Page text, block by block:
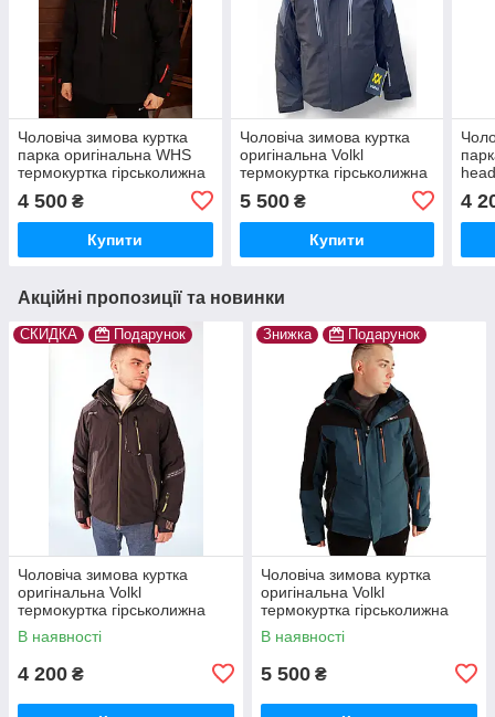
Чоловіча зимова куртка
парка оригінальна WHS
термокуртка гірськолижна
4 500 ₴
Купити
Чоловіча зимова куртка
оригінальна Volkl
термокуртка гірськолижна
5 500₴
Купити
зиму
4
Акційні пропозиції та новинки
СКИДКА Подарунок
Чоловіча зимова куртка
оригінальна Volkl
термокуртка гірськолижна
тепла на зиму чорна
В наявності
4 200 ₴
Знижка Подарунок
Чоловіча зимова куртка
оригінальна Volkl
термокуртка гірськолижна
синя
В наявності
5 500 ₴